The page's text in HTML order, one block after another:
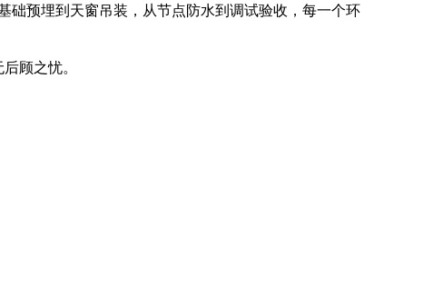
础预埋到天窗吊装，从节点防水到调试验收，每一个环
顾之忧。